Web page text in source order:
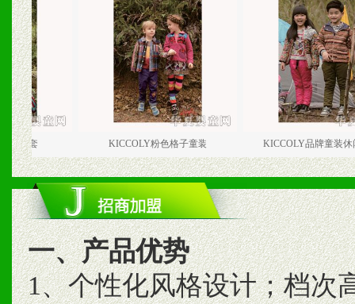
KICCOLY粉色格子童装 KICCOLY品牌童装休闲户外
一、产品优势
1、个性化风格设计；档次